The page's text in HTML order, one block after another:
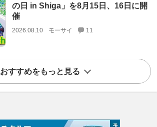
の日 in Shiga」を8月15日、16日に開
催
2026.08.10 モーサイ 11
おすすめをもっと見る